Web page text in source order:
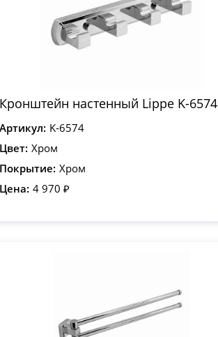
Кронштейн настенный Lippe K-6574
Артикул: K-6574
Цвет: Хром
Покрытие: Хром
Цена: 4 970 ₽